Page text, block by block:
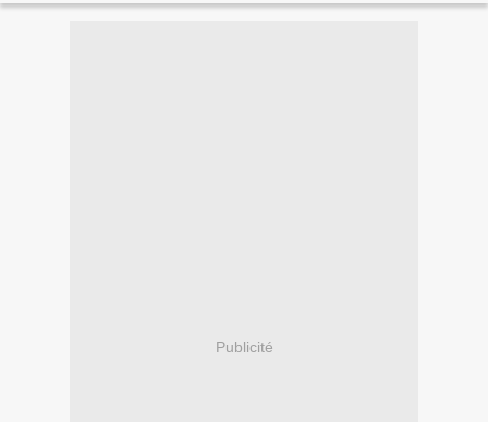
Publicité